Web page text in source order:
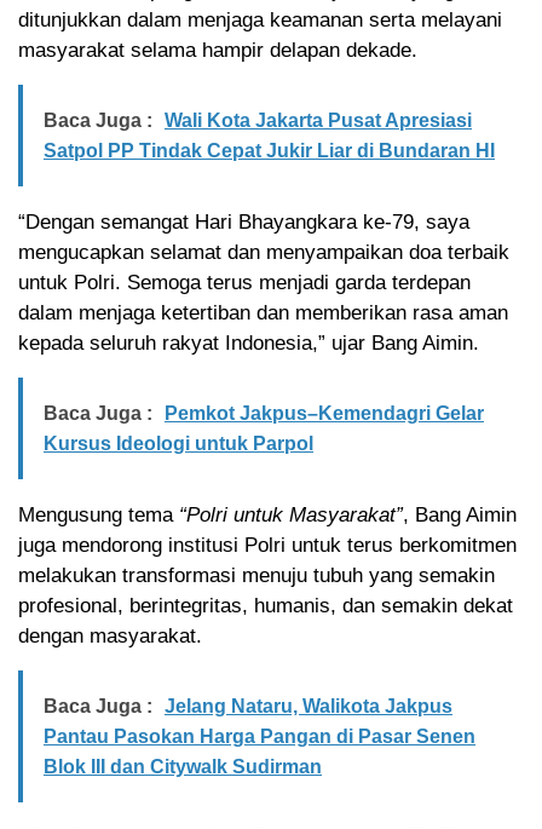
ditunjukkan dalam menjaga keamanan serta melayani
masyarakat selama hampir delapan dekade.
Baca Juga :
Wali Kota Jakarta Pusat Apresiasi
Satpol PP Tindak Cepat Jukir Liar di Bundaran HI
“Dengan semangat Hari Bhayangkara ke-79, saya
mengucapkan selamat dan menyampaikan doa terbaik
untuk Polri. Semoga terus menjadi garda terdepan
dalam menjaga ketertiban dan memberikan rasa aman
kepada seluruh rakyat Indonesia,” ujar Bang Aimin.
Baca Juga :
Pemkot Jakpus–Kemendagri Gelar
Kursus Ideologi untuk Parpol
Mengusung tema “Polri untuk Masyarakat”, Bang Aimin
juga mendorong institusi Polri untuk terus berkomitmen
melakukan transformasi menuju tubuh yang semakin
profesional, berintegritas, humanis, dan semakin dekat
dengan masyarakat.
Baca Juga :
Jelang Nataru, Walikota Jakpus
Pantau Pasokan Harga Pangan di Pasar Senen
Blok III dan Citywalk Sudirman